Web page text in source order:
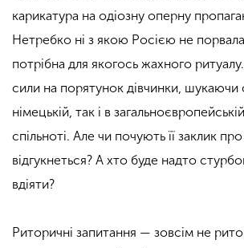
карикатура на одіозну оперну
Нетребко ні з якою Росією не порвала
потрібна для якогось жахного ритуалу.
сили на порятунок дівчинки, шукаючи
німецькій, так і в
спільноті. Але чи почують її заклик
відгукнеться? А хто буде надто
вдіяти?
Риторичні запитання — зовсім не